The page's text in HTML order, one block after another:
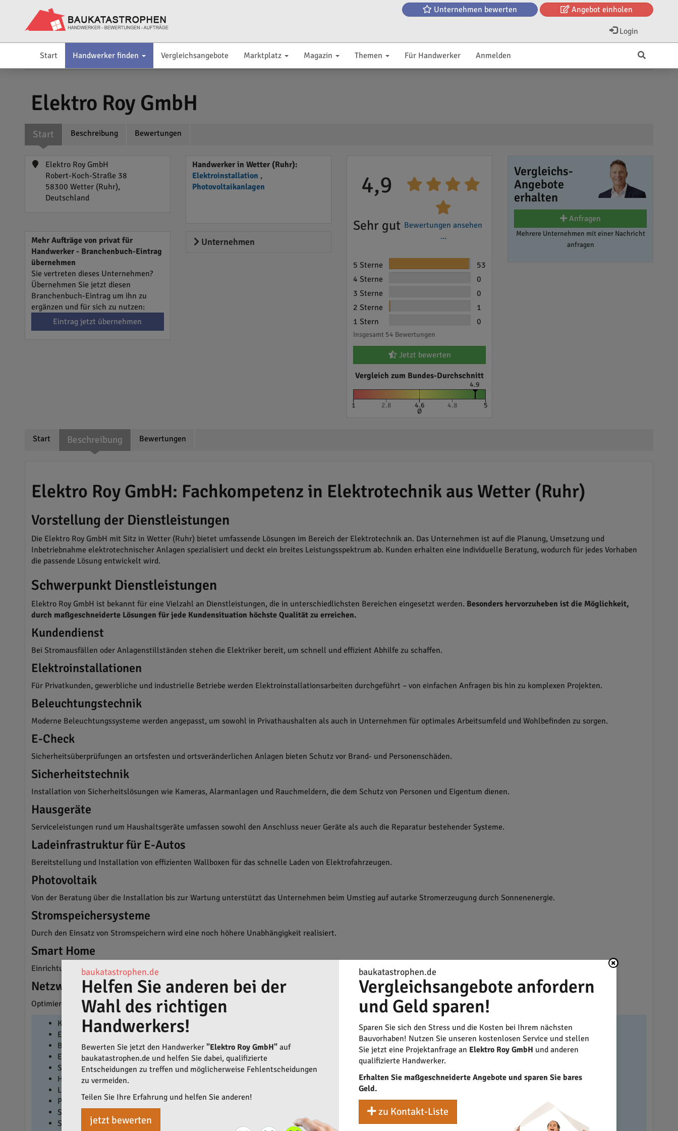
Unternehmen bewerten Angebot einholen
Login
Start Handwerker finden Vergleichsangebote Marktplatz Magazin Themen Für Handwerker Anmelden
Elektro Roy GmbH
Start Beschreibung Bewertungen
Elektro Roy GmbH
Robert-Koch-Straße 38
58300 Wetter (Ruhr),
Deutschland
Handwerker in Wetter (Ruhr):
Elektroinstallation ,
Photovoltaikanlagen
Mehr Aufträge von privat für
Handwerker - Branchenbuch-Eintrag
übernehmen
Sie vertreten dieses Unternehmen?
Übernehmen Sie jetzt diesen
Branchenbuch-Eintrag um ihn zu
ergänzen und für sich zu nutzen:
Eintrag jetzt übernehmen
Unternehmen
4,9
Sehr gut Bewertungen ansehen
...
5 Sterne
53
4 Sterne
0
3 Sterne
0
2 Sterne
1
1 Stern
0
Insgesamt 54 Bewertungen
Jetzt bewerten
Vergleich zum Bundes-Durchschnitt
4.9
1 2.8 4.6
Ø
4.8 5
Vergleichs-
Angebote
erhalten
Anfragen
Mehrere Unternehmen mit einer Nachricht
anfragen
Start Beschreibung Bewertungen
Elektro Roy GmbH: Fachkompetenz in Elektrotechnik aus Wetter (Ruhr)
Vorstellung der Dienstleistungen
Die Elektro Roy GmbH mit Sitz in Wetter (Ruhr) bietet umfassende Lösungen im Bereich der Elektrotechnik an. Das Unternehmen ist auf die Planung, Umsetzung und
Inbetriebnahme elektrotechnischer Anlagen spezialisiert und deckt ein breites Leistungsspektrum ab. Kunden erhalten eine individuelle Beratung, wodurch für jedes Vorhaben
die passende Lösung entwickelt wird.
Schwerpunkt Dienstleistungen
Elektro Roy GmbH ist bekannt für eine Vielzahl an Dienstleistungen, die in unterschiedlichsten Bereichen eingesetzt werden. Besonders hervorzuheben ist die Möglichkeit,
durch maßgeschneiderte Lösungen für jede Kundensituation höchste Qualität zu erreichen.
Kundendienst
Bei Stromausfällen oder Anlagenstillständen stehen die Elektriker bereit, um schnell und effizient Abhilfe zu schaffen.
Elektroinstallationen
Für Privatkunden, gewerbliche und industrielle Betriebe werden Elektroinstallationsarbeiten durchgeführt – von einfachen Anfragen bis hin zu komplexen Projekten.
Beleuchtungstechnik
Moderne Beleuchtungssysteme werden angepasst, um sowohl in Privathaushalten als auch in Unternehmen für optimales Arbeitsumfeld und Wohlbefinden zu sorgen.
E-Check
Sicherheitsüberprüfungen an ortsfesten und ortsveränderlichen Anlagen bieten Schutz vor Brand- und Personenschäden.
Sicherheitstechnik
Installation von Sicherheitslösungen wie Kameras, Alarmanlagen und Rauchmeldern, die dem Schutz von Personen und Eigentum dienen.
Hausgeräte
Serviceleistungen rund um Haushaltsgeräte umfassen sowohl den Anschluss neuer Geräte als auch die Reparatur bestehender Systeme.
Ladeinfrastruktur für E-Autos
Bereitstellung und Installation von effizienten Wallboxen für das schnelle Laden von Elektrofahrzeugen.
Photovoltaik
Von der Beratung über die Installation bis zur Wartung unterstützt das Unternehmen beim Umstieg auf autarke Stromerzeugung durch Sonnenenergie.
Stromspeichersysteme
Durch den Einsatz von Stromspeichern wird eine noch höhere Unabhängigkeit realisiert.
Smart Home
Einrichtung und Nachrüstung von intelligenten Haussteuerungssystemen für mehr Sicherheit und Komfort im eigenen Zuhause.
Netzwerktechnik
Optimierung und Installation von Netzwerktechnik für schnelle Datenübertragungen in privaten und geschäftlichen Umgebungen.
Kundendienst
Elektroinstallationen
Beleuchtungstechnik
E-Check
Sicherheitstechnik
Hausgeräte
Ladeinfrastruktur für E-Autos
Photovoltaik
Stromspeichersysteme
Smart Home
baukatastrophen.de
Helfen Sie anderen bei der
Wahl des richtigen
Handwerkers!
Bewerten Sie jetzt den Handwerker "Elektro Roy GmbH" auf
baukatastrophen.de und helfen Sie dabei, qualifizierte
Entscheidungen zu treffen und möglicherweise Fehlentscheidungen
zu vermeiden.
Teilen Sie Ihre Erfahrung und helfen Sie anderen!
jetzt bewerten
baukatastrophen.de
Vergleichsangebote anfordern
und Geld sparen!
Sparen Sie sich den Stress und die Kosten bei Ihrem nächsten
Bauvorhaben! Nutzen Sie unseren kostenlosen Service und stellen
Sie jetzt eine Projektanfrage an Elektro Roy GmbH und anderen
qualifizierte Handwerker.
Erhalten Sie maßgeschneiderte Angebote und sparen Sie bares
Geld.
zu Kontakt-Liste